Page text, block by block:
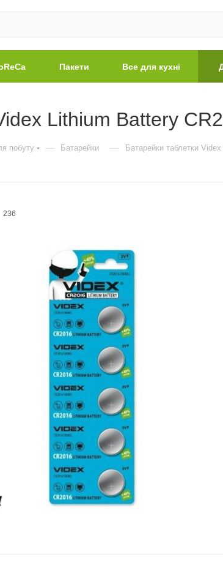
Пакети Все для кухні
Lithium Battery
побуту — Батарейки — Батарейки таблетки
236